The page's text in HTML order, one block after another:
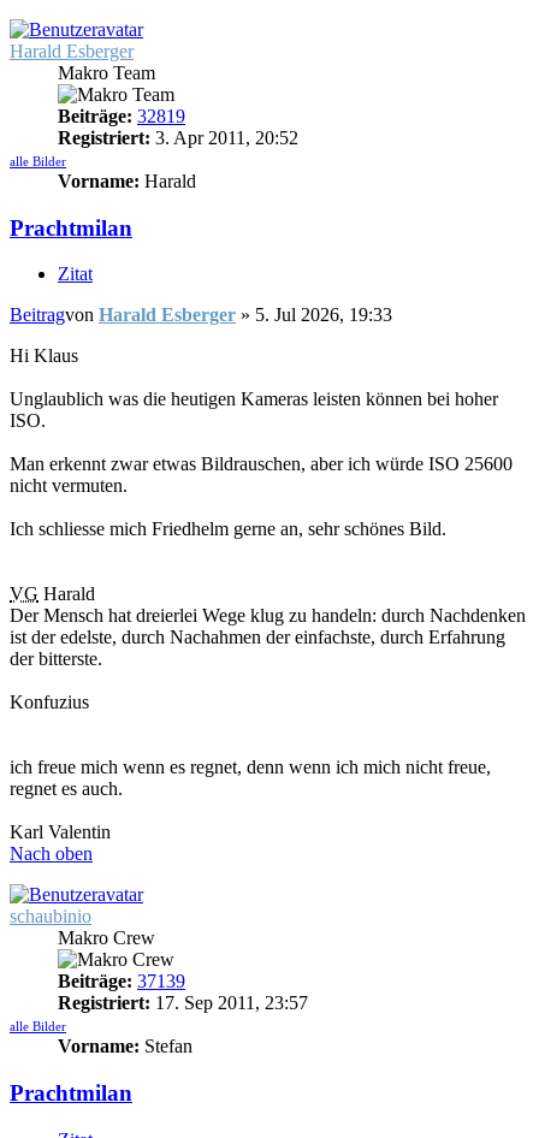
Harald Esberger
Makro Team
Beiträge: 32819
Registriert: 3. Apr 2011, 20:52
alle Bilder
Vorname: Harald
Prachtmilan
Zitat
Beitragvon Harald Esberger » 5. Jul 2026, 19:33
Hi Klaus
Unglaublich was die heutigen Kameras leisten können bei hoher
ISO.
Man erkennt zwar etwas Bildrauschen, aber ich würde ISO 25600
nicht vermuten.
Ich schliesse mich Friedhelm gerne an, sehr schönes Bild.
VG Harald
Der Mensch hat dreierlei Wege klug zu handeln: durch Nachdenken
ist der edelste, durch Nachahmen der einfachste, durch Erfahrung
der bitterste.
Konfuzius
ich freue mich wenn es regnet, denn wenn ich mich nicht freue,
regnet es auch.
Karl Valentin
Nach oben
schaubinio
Makro Crew
Beiträge: 37139
Registriert: 17. Sep 2011, 23:57
alle Bilder
Vorname: Stefan
Prachtmilan